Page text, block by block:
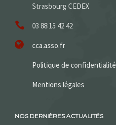
Strasbourg CEDEX
03 88 15 42 42
cca.asso.fr
Politique de confidentialité
Mentions légales
NOS DERNIÈRES ACTUALITÉS